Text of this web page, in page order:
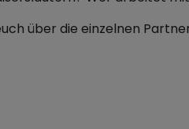
über die einzelnen